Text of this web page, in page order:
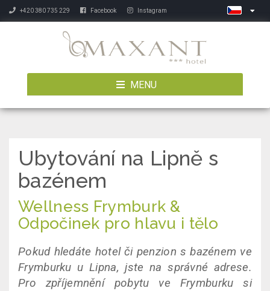
+420 380 735 229 Facebook Instagram
MENU
Ubytování na Lipně s
bazénem
Wellness Frymburk &
Odpočinek pro hlavu i tělo
Pokud hledáte hotel či penzion s bazénem ve
Frymburku u Lipna, jste na správné adrese.
Pro zpříjemnění pobytu ve Frymburku si